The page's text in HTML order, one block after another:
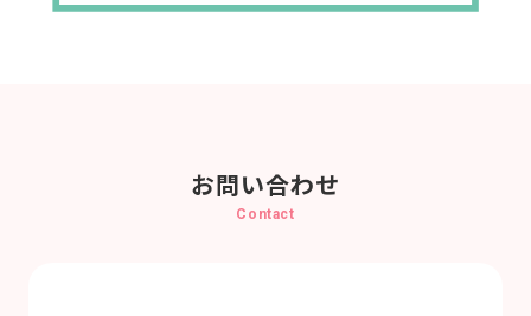
お問い合わせ
Contact